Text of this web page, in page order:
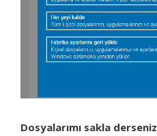
Dosyalarımı sakla derseniz